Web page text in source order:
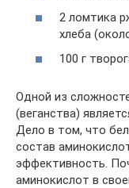
2 ломтика
хлеба
100 г
Одной из
(веганства)
Дело в том, что
состав
эффективность.
аминокислот в